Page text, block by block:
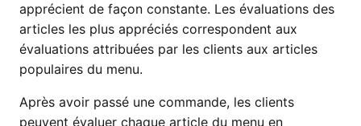
apprécient de façon constante. Les évaluations des
articles les plus appréciés correspondent aux
évaluations attribuées par les clients aux articles
populaires du menu.
Après avoir passé une commande, les clients
peuvent évaluer chaque article du menu en